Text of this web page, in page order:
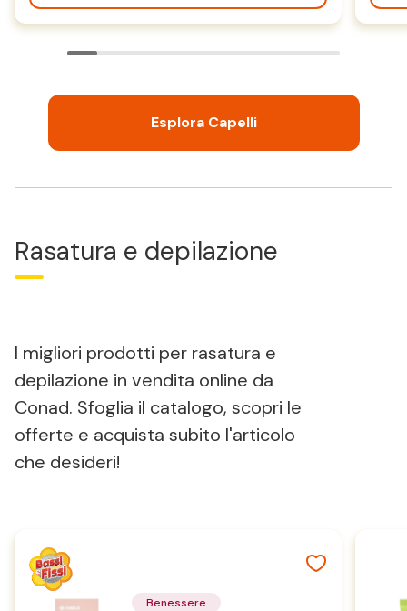
Esplora Capelli
Rasatura e depilazione
I migliori prodotti per rasatura e
depilazione in vendita online da
Conad. Sfoglia il catalogo, scopri le
offerte e acquista subito l'articolo
che desideri!
Benessere